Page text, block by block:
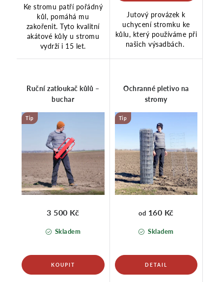
Ke stromu patří pořádný
kůl, pomáhá mu
zakořenit. Tyto kvalitní
akátové kůly u stromu
vydrží i 15 let.
Jutový provázek k
uchycení stromku ke
kůlu, který používáme při
našich výsadbách.
Ruční zatloukač kůlů –
buchar
Tip
Skladem
3 500 Kč
Ochranné pletivo na
stromy
Tip
Skladem
od 160 Kč